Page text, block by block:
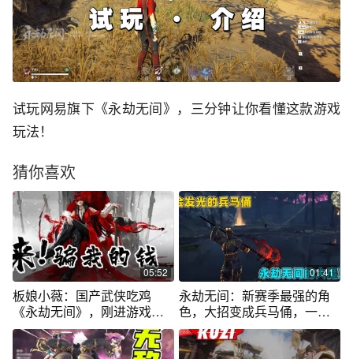
试玩网易旗下《永劫无间》，三分钟让你看懂这款游戏
玩法！
猜你喜欢
05:52
板娘小薇：国产武侠吃鸡
《永劫无间》，刚进游戏我
就想给网易打钱
01:41
永劫无间：新赛季最强的角
色，大招变成兵马俑，一挑
五完全不虚！